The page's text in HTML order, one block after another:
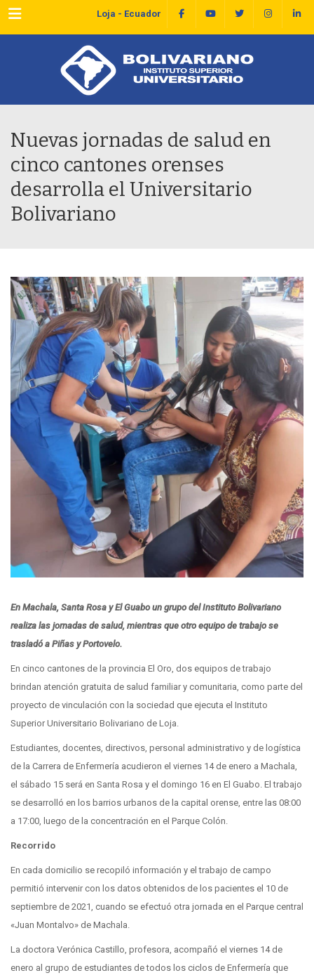
Menu Loja - Ecuador
Nuevas jornadas de salud en
cinco cantones orenses
desarrolla el Universitario
Bolivariano
En Machala, Santa Rosa y El Guabo un grupo del Instituto Bolivariano
realiza las jornadas de salud, mientras que otro equipo de trabajo se
trasladó a Piñas y Portovelo.
En cinco cantones de la provincia El Oro, dos equipos de trabajo
brindan atención gratuita de salud familiar y comunitaria, como parte del
proyecto de vinculación con la sociedad que ejecuta el Instituto
Superior Universitario Bolivariano de Loja.
Estudiantes, docentes, directivos, personal administrativo y de logística
de la Carrera de Enfermería acudieron el viernes 14 de enero a Machala,
el sábado 15 será en Santa Rosa y el domingo 16 en El Guabo. El trabajo
se desarrolló en los barrios urbanos de la capital orense, entre las 08:00
a 17:00, luego de la concentración en el Parque Colón.
Recorrido
En cada domicilio se recopiló información y el trabajo de campo
permitió intervenir con los datos obtenidos de los pacientes el 10 de
septiembre de 2021, cuando se efectuó otra jornada en el Parque central
«Juan Montalvo» de Machala.
La doctora Verónica Castillo, profesora, acompañó el viernes 14 de
enero al grupo de estudiantes de todos los ciclos de Enfermería que